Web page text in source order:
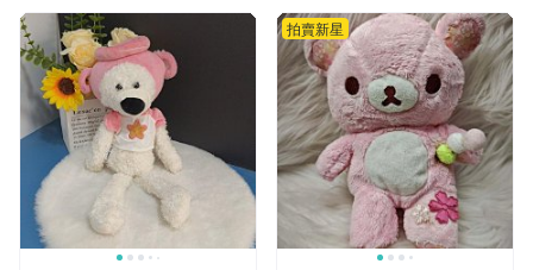
拍賣新星